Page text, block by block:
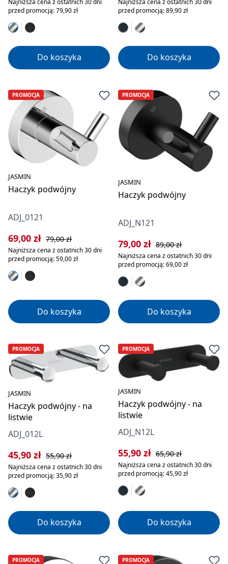
przed promocją: 79,90 zł
Do koszyka
przed promocją: 89,90 zł
Do koszyka
PROMOCJA
JASMIN
Haczyk podwójny
ADJ_0121
Cena sprzedaży:
69,00 zł Cena regularna:
79,00 zł
Najniższa cena z ostatnich 30 dni
przed promocją: 59,00 zł
Do koszyka
PROMOCJA
JASMIN
Haczyk podwójny
ADJ_N121
Cena sprzedaży:
79,00 zł Cena regularna:
89,00 zł
Najniższa cena z ostatnich 30 dni
przed promocją: 69,00 zł
Do koszyka
PROMOCJA
JASMIN
Haczyk podwójny - na
listwie
ADJ_012L
Cena sprzedaży:
45,90 zł Cena regularna:
55,90 zł
Najniższa cena z ostatnich 30 dni
przed promocją: 35,90 zł
Do koszyka
PROMOCJA
JASMIN
Haczyk podwójny - na
listwie
ADJ_N12L
Cena sprzedaży:
55,90 zł Cena regularna:
65,90 zł
Najniższa cena z ostatnich 30 dni
przed promocją: 45,90 zł
Do koszyka
PROMOCJA PROMOCJA